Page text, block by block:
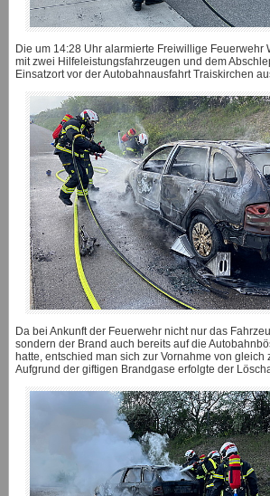
Die um 14:28 Uhr alarmierte Freiwillige Feuerwehr
mit zwei Hilfeleistungsfahrzeugen und dem
Einsatzort vor der Autobahnausfahrt Traiskirchen
Da bei Ankunft der Feuerwehr nicht nur das
sondern der Brand auch bereits auf die
hatte, entschied man sich zur Vornahme von
Aufgrund der giftigen Brandgase erfolgte der